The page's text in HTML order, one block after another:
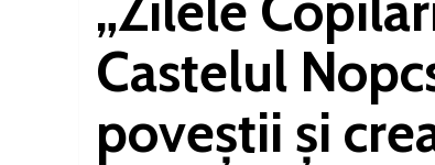
Castelul
poveștii și